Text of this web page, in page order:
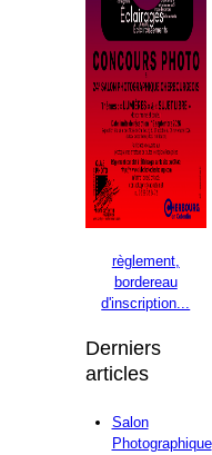
règlement,
bordereau
d'inscription...
Derniers
articles
Salon
Photographique